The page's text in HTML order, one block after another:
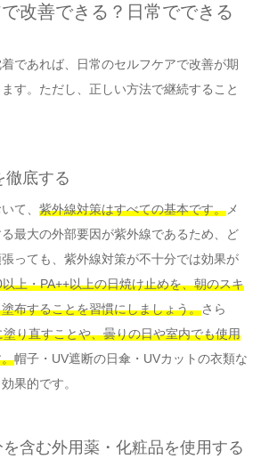
改善できる？日常でできる
であれば、日常のセルフケアで改善が期
す。ただし、正しい方法で継続すること
徹底する
て、 紫外線対策はすべての基本です。 メ
最大の外部要因が紫外線であるため、ど
っても、紫外線対策が不十分では効果が
上・PA++以上の日焼け止めを、朝のスキ
布することを習慣にしましょう。さら
り直すことや、曇りの日や室内でも使用
帽子・UV遮断の日傘・UVカットの衣類な
果的です。
含む外用薬・化粧品を使用する